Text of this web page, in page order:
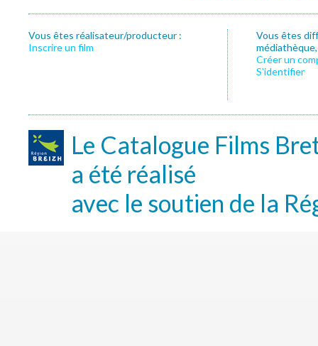
Vous êtes réalisateur/producteur :
Inscrire un film
Vous êtes
Créer un
S’identifier
Le Catalogue Films
a été réalisé
avec le soutien de la